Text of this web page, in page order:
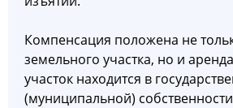
Компенсация положена не
земельного участка, но и
участок находится в
(муниципальной)